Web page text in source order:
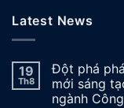
Latest News
19
Th8
Đột phá
mới sáng
ngành